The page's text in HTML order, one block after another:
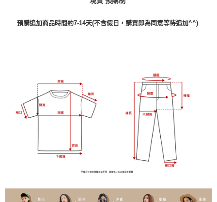
預購追加商品時間約7-14天(不含假日，購買即為同意等待追加^^)